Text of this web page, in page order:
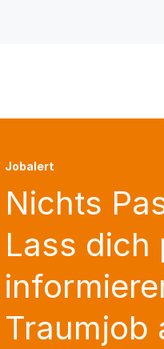
Jobalert
Nichts
Lass dich
Traumjob